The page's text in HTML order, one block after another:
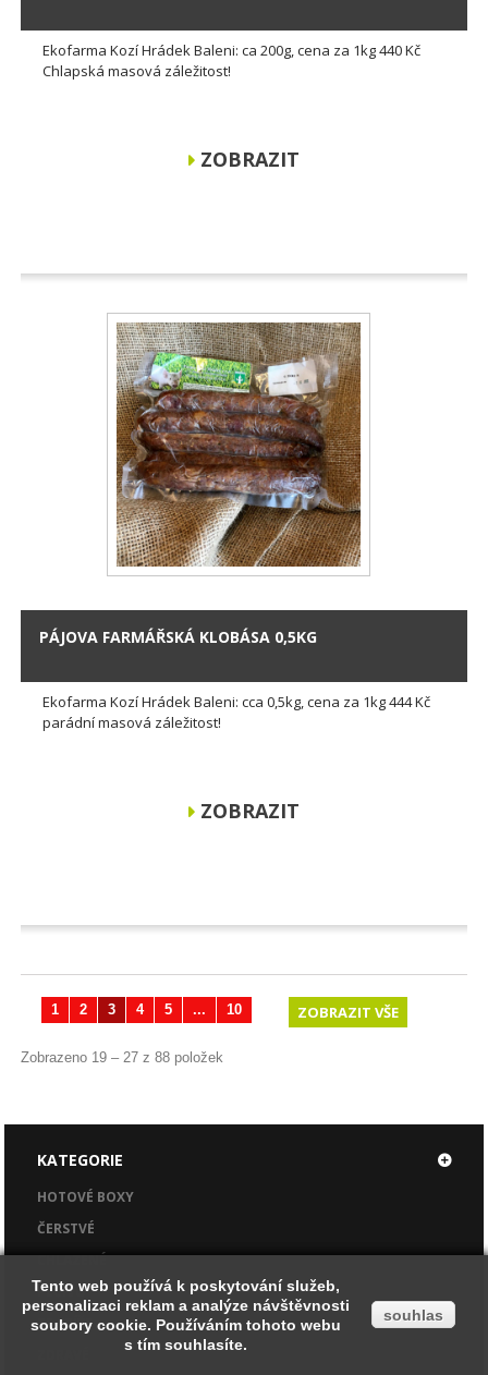
Tento web používá k poskytování služeb,
personalizaci reklam a analýze návštěvnosti
soubory cookie. Používáním tohoto webu
s tím souhlasíte.
souhlas
Ekofarma Kozí Hrádek Baleni: ca 200g, cena za 1kg 440 Kč
Chlapská masová záležitost!
ZOBRAZIT
PÁJOVA FARMÁŘSKÁ KLOBÁSA 0,5KG
Ekofarma Kozí Hrádek Baleni: cca 0,5kg, cena za 1kg 444 Kč
parádní masová záležitost!
ZOBRAZIT
ZOBRAZIT VŠE
1 2 3 4 5 ... 10
Zobrazeno 19 – 27 z 88 položek
KATEGORIE
HOTOVÉ BOXY
ČERSTVÉ
CHLAZENÉ
PEČIVO
ZE SPÍŽE
Tento web používá k poskytování služeb,
personalizaci reklam a analýze návštěvnosti
soubory cookie. Používáním tohoto webu
s tím souhlasíte.
souhlas